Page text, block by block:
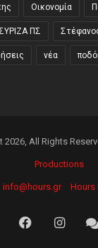
Οικονομία
ΠΣ
νέα
All Rights
Productions
info@hours.gr Hours
Facebook